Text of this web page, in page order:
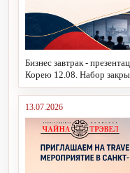
Бизнес завтрак -
Корею 12.08. Набор
13.07.2026